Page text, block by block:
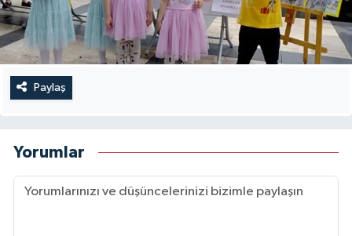
Paylaş
Yorumlar